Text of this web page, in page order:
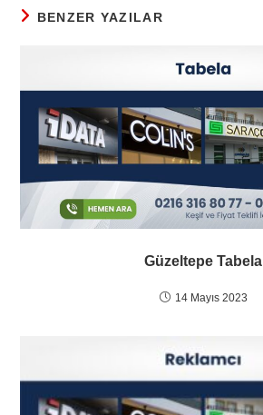
BENZER YAZILAR
Güzeltepe Tabela
14 Mayıs 2023